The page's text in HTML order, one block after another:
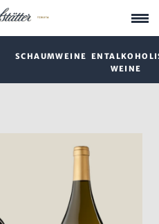
SCHAUMWEINE
WEINE